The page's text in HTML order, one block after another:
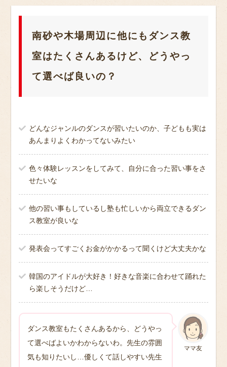
南砂や木場周辺に他にもダンス教
室はたくさんあるけど、どうやっ
て選べば良いの？
どんなジャンルのダンスが習いたいのか、子どもも実は
あんまりよくわかってないみたい
色々体験レッスンをしてみて、自分に合った習い事をさ
せたいな
他の習い事もしているし塾も忙しいから両立できるダン
ス教室が良いな
発表会ってすごくお金がかかるって聞くけど大丈夫かな
韓国のアイドルが大好き！好きな音楽に合わせて踊れた
ら楽しそうだけど…
ママ友
ダンス教室もたくさんあるから、どうやっ
て選べばよいかわからないわ。先生の雰囲
気も知りたいし…優しくて話しやすい先生